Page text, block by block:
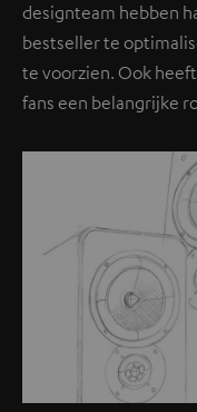
designteam hebben
bestseller te
te voorzien. Ook
fans een belangrijke